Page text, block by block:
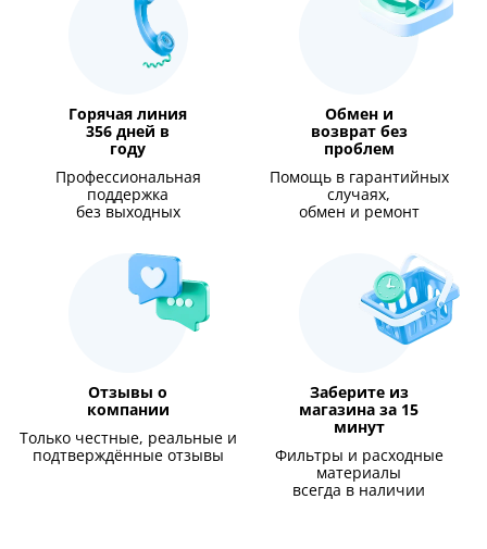
Горячая линия
356 дней в
году
Профессиональная
поддержка
без выходных
Обмен и
возврат без
проблем
Помощь в гарантийных
случаях,
обмен и ремонт
Отзывы о
компании
Только честные, реальные и
подтверждённые отзывы
Заберите из
магазина за 15
минут
Фильтры и расходные
материалы
всегда в наличии